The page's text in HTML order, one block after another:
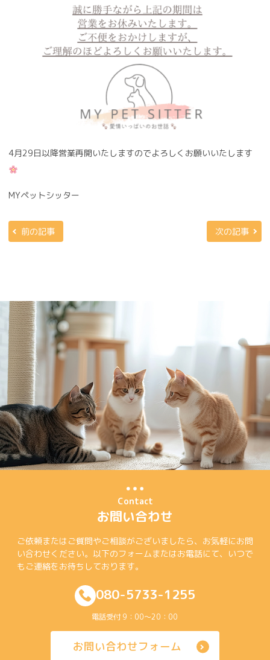
4月29日以降営業再開いたしますのでよろしくお願いいたします
MYペットシッター
前の記事 次の記事
Contact
お問い合わせ
ご依頼またはご質問やご相談がございましたら、お気軽にお問
い合わせください。以下のフォームまたはお電話にて、いつで
もご連絡をお待ちしております。
080-5733-1255
電話受付 9：00～20：00
お問い合わせフォーム